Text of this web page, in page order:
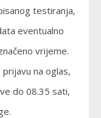
testiranja,
eventualno
vrijeme.
na oglas,
do 08.35 sati,